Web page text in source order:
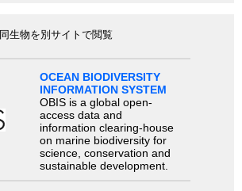
同生物を別サイトで閲覧
OCEAN BIODIVERSITY
INFORMATION SYSTEM
OBIS is a global open-
access data and
information clearing-house
on marine biodiversity for
science, conservation and
sustainable development.